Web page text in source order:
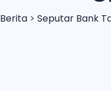
Berita > Seputar Bank